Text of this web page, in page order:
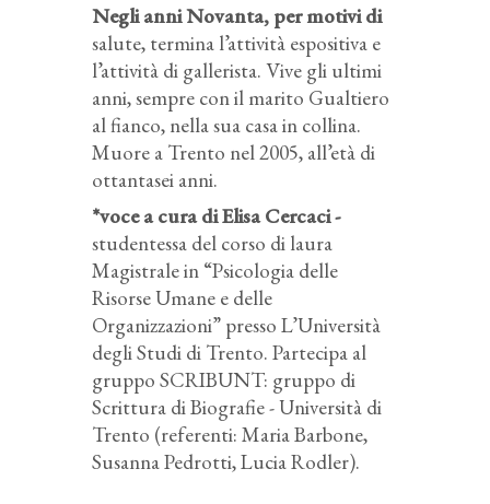
Negli anni Novanta, per motivi di
salute, termina l’attività espositiva e
l’attività di gallerista. Vive gli ultimi
anni, sempre con il marito Gualtiero
al fianco, nella sua casa in collina.
Muore a Trento nel 2005, all’età di
ottantasei anni.
*voce a cura di Elisa Cercaci-
studentessa del corso di laura
Magistrale in “Psicologia delle
Risorse Umane e delle
Organizzazioni” presso L’Università
degli Studi di Trento. Partecipa al
gruppo SCRIBUNT: gruppo di
Scrittura di Biografie - Università di
Trento (referenti: Maria Barbone,
Susanna Pedrotti, Lucia Rodler).